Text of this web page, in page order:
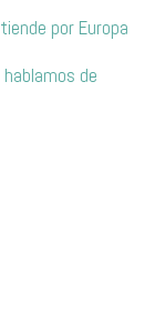
por Europa
de